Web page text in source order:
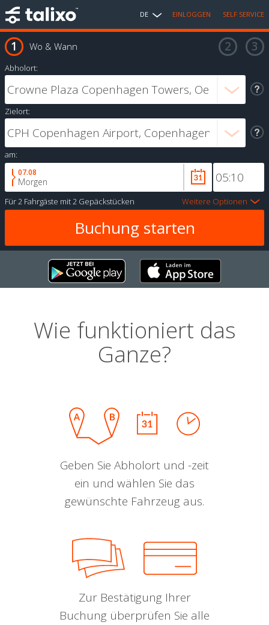
DE EINLOGGEN SELF SERVICE
Wo & Wann
Abholort:
Zielort:
am:
07.08
Morgen
Für2 Fahrgäste mit2 Gepäckstücken Weitere Optionen
Wie funktioniert das
Ganze?
Geben Sie Abholort und -zeit
ein und wählen Sie das
gewünschte Fahrzeug aus.
Zur Bestätigung Ihrer
Buchung überprüfen Sie alle